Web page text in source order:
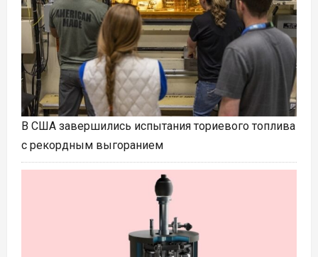
В США завершились испытания ториевого топлива
с рекордным выгоранием